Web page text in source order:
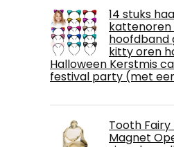
14 stuks
kitty oren
Halloween Kerstmis
festival party (met
Tooth Fairy
Magnet